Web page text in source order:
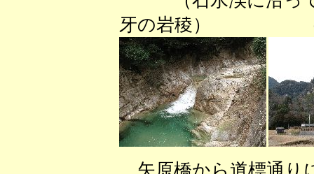
牙の岩稜） （矢